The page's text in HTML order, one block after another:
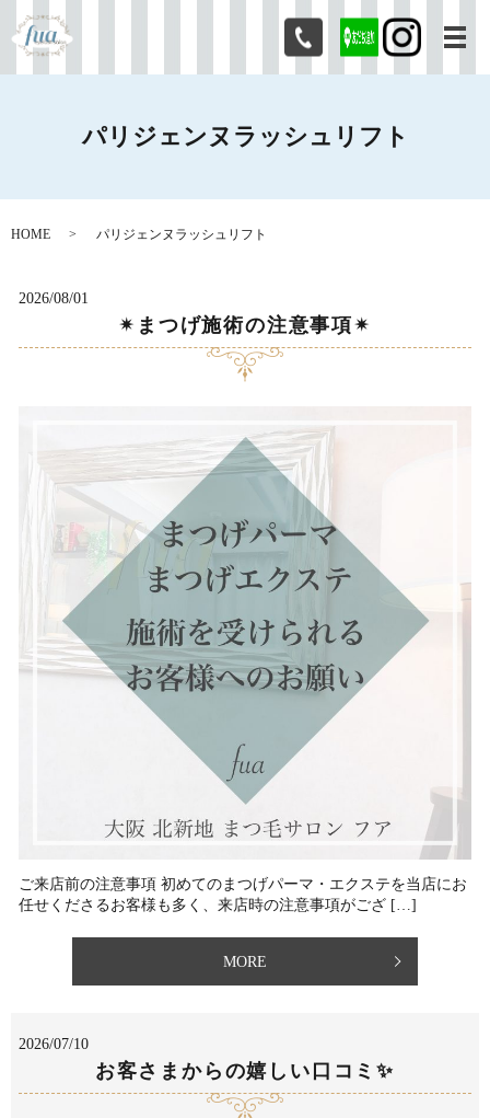
メ
パリジェンヌラッシュリフト
HOME パリジェンヌラッシュリフト
2026/08/01
✴︎まつげ施術の注意事項✴︎
ご来店前の注意事項 ⁡初めてのまつげパーマ・エクステを当店にお
任せくださるお客様も多く、来店時の注意事項がござ […]
MORE
2026/07/10
お客さまからの嬉しい口コミ✨